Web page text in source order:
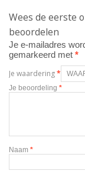
Wees de eerste
beoordelen
Je e-mailadres
gemarkeerd met *
Je waardering*
Je beoordeling *
Naam *